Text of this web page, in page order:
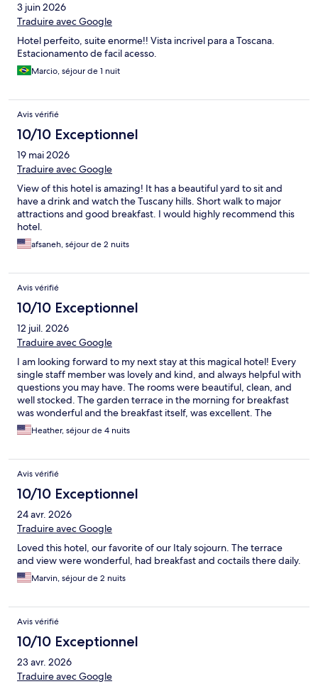
3 juin 2026
Traduire avec Google
Hotel perfeito, suite enorme!! Vista incrivel para a Toscana.
Estacionamento de facil acesso.
Marcio, séjour de 1 nuit
Avis vérifié
10/10 Exceptionnel
19 mai 2026
Traduire avec Google
View of this hotel is amazing! It has a beautiful yard to sit and
have a drink and watch the Tuscany hills. Short walk to major
attractions and good breakfast. I would highly recommend this
hotel.
afsaneh, séjour de 2 nuits
Avis vérifié
10/10 Exceptionnel
12 juil. 2026
Traduire avec Google
I am looking forward to my next stay at this magical hotel! Every
single staff member was lovely and kind, and always helpful with
questions you may have. The rooms were beautiful, clean, and
well stocked. The garden terrace in the morning for breakfast
was wonderful and the breakfast itself, was excellent. The
mourning doves and turtles in the garden were an unexpected
delight! If you want a magical place to stay while you're in the
thousand times over!
Heather, séjour de 4 nuits
Avis vérifié
10/10 Exceptionnel
24 avr. 2026
Traduire avec Google
Loved this hotel, our favorite of our Italy sojourn. The terrace
and view were wonderful, had breakfast and coctails there daily.
Marvin, séjour de 2 nuits
Avis vérifié
10/10 Exceptionnel
23 avr. 2026
Traduire avec Google